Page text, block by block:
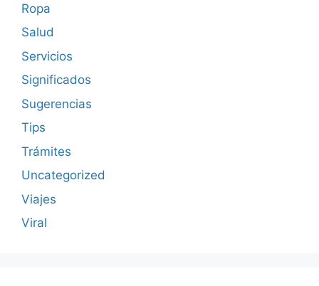
Ropa
Salud
Servicios
Significados
Sugerencias
Tips
Trámites
Uncategorized
Viajes
Viral